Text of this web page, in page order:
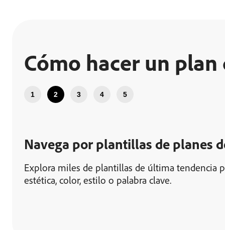
Cómo hacer un plan
1 2 3 4 5
Navega por plantillas de planes
Explora miles de plantillas de última tendencia
estética, color, estilo o palabra clave.